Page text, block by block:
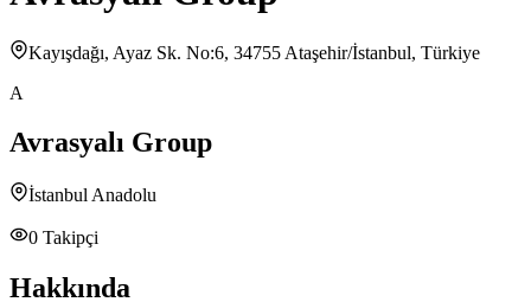
Kayışdağı, Ayaz Sk. No:6, 34755 Ataşehir/İstanbul, Türkiye
A
Avrasyalı Group
İstanbul Anadolu
0 Takipçi
Hakkında